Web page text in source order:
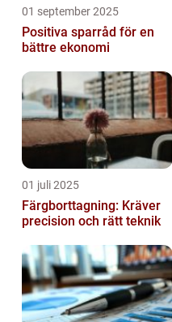
01 september 2025
Positiva sparråd för en
bättre ekonomi
01 juli 2025
Färgborttagning: Kräver
precision och rätt teknik